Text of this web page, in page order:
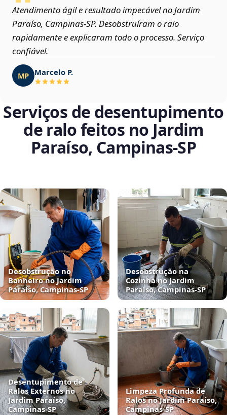
Atendimento ágil e resultado impecável no Jardim
Paraíso, Campinas‑SP. Desobstruíram o ralo
rapidamente e explicaram todo o processo. Serviço
confiável.
MP Marcelo P.
Serviços de desentupimento
de ralo feitos no Jardim
Paraíso, Campinas‑SP
Desobstrução no
Banheiro no Jardim
Paraíso, Campinas‑SP
Desobstrução na
Cozinha no Jardim
Paraíso, Campinas‑SP
Desentupimento de
Ralos Externos no
Jardim Paraíso,
Campinas‑SP
Limpeza Profunda de
Ralos no Jardim Paraíso,
Campinas‑SP